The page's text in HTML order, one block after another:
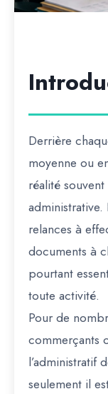
Derrière
moyenne ou
réalité
relances à
documents à
pourtant
toute activité.
Pour de
commerçants
l’administratif
seulement il